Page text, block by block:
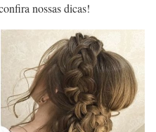
nossas dicas!